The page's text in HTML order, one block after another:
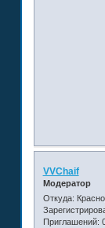
VVChaif
Модератор
Откуда:
Приглашений: